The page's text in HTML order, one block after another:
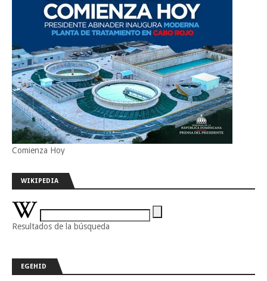
Comienza Hoy
WIKIPEDIA
Resultados de la búsqueda
EGEHID